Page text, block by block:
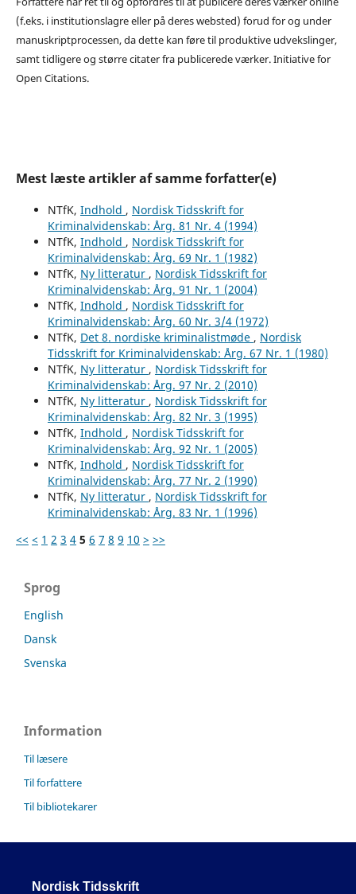
(f.eks. i institutionslagre eller på deres websted) forud for og under
manuskriptprocessen, da dette kan føre til produktive udvekslinger,
samt tidligere og større citater fra publicerede værker. Initiative for
Open Citations.
Mest læste artikler af samme forfatter(e)
NTfK, Indhold , Nordisk Tidsskrift for
Kriminalvidenskab: Årg. 81 Nr. 4 (1994)
NTfK, Indhold , Nordisk Tidsskrift for
Kriminalvidenskab: Årg. 69 Nr. 1 (1982)
NTfK, Ny litteratur , Nordisk Tidsskrift for
Kriminalvidenskab: Årg. 91 Nr. 1 (2004)
NTfK, Indhold , Nordisk Tidsskrift for
Kriminalvidenskab: Årg. 60 Nr. 3/4 (1972)
NTfK, Det 8. nordiske kriminalistmøde , Nordisk
Tidsskrift for Kriminalvidenskab: Årg. 67 Nr. 1 (1980)
NTfK, Ny litteratur , Nordisk Tidsskrift for
Kriminalvidenskab: Årg. 97 Nr. 2 (2010)
NTfK, Ny litteratur , Nordisk Tidsskrift for
Kriminalvidenskab: Årg. 82 Nr. 3 (1995)
NTfK, Indhold , Nordisk Tidsskrift for
Kriminalvidenskab: Årg. 92 Nr. 1 (2005)
NTfK, Indhold , Nordisk Tidsskrift for
Kriminalvidenskab: Årg. 77 Nr. 2 (1990)
NTfK, Ny litteratur , Nordisk Tidsskrift for
Kriminalvidenskab: Årg. 83 Nr. 1 (1996)
<< < 1 2 3 4 5 6 7 8 9 10 > >>
Sprog
English
Dansk
Svenska
Information
Til læsere
Til forfattere
Til bibliotekarer
Nordisk Tidsskrift